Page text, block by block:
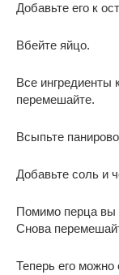
Добавьте его к
Вбейте яйцо.
Все ингредиенты
перемешайте.
Всыпьте
Добавьте соль и
Помимо перца вы
Снова
Теперь его